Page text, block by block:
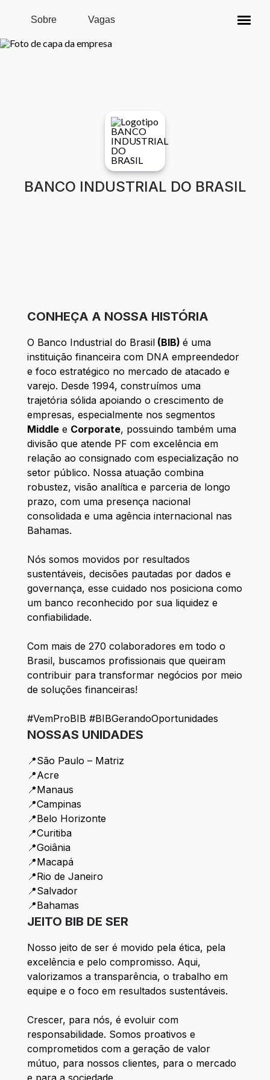
Pular para o conteúdo principal
Sobre Vagas
BANCO INDUSTRIAL DO BRASIL
CONHEÇA A NOSSA HISTÓRIA
O Banco Industrial do Brasil(BIB) é uma
instituição financeira com DNA empreendedor
e foco estratégico no mercado de atacado e
varejo. Desde 1994, construímos uma
trajetória sólida apoiando o crescimento de
empresas, especialmente nos segmentos
Middlee Corporate, possuindo também uma
divisão que atende PF com excelência em
relação ao consignado com especialização no
setor público. Nossa atuação combina
robustez, visão analítica e parceria de longo
prazo, com uma presença nacional
consolidada e uma agência internacional nas
Bahamas.
Nós somos movidos por resultados
sustentáveis, decisões pautadas por dados e
governança, esse cuidado nos posiciona como
um banco reconhecido por sua liquidez e
confiabilidade.
Com mais de 270 colaboradores em todo o
Brasil, buscamos profissionais que queiram
contribuir para transformar negócios por meio
de soluções financeiras!
#VemProBIB #BIBGerandoOportunidades
NOSSAS UNIDADES
📍São Paulo – Matriz
📍Acre
📍Manaus
📍Campinas
📍Belo Horizonte
📍Curitiba
📍Goiânia
📍Macapá
📍Rio de Janeiro
📍Salvador
📍Bahamas
JEITO BIB DE SER
Nosso jeito de ser é movido pela ética, pela
excelência e pelo compromisso. Aqui,
valorizamos a transparência, o trabalho em
equipe e o foco em resultados sustentáveis.
Crescer, para nós, é evoluir com
responsabilidade. Somos proativos e
comprometidos com a geração de valor
mútuo, para nossos clientes, para o mercado